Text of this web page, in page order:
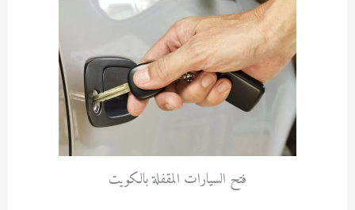
فتح السيارات المقفلة بالكويت